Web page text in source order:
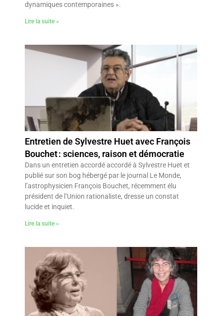
dynamiques contemporaines ».
Lire la suite »
Entretien de Sylvestre Huet avec François
Bouchet : sciences, raison et démocratie
Dans un entretien accordé accordé à Sylvestre Huet et
publié sur son bog hébergé par le journal Le Monde,
l’astrophysicien François Bouchet, récemment élu
président de l’Union rationaliste, dresse un constat
lucide et inquiet.
Lire la suite »